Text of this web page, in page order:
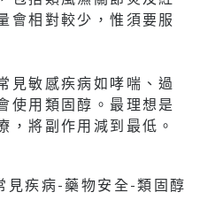
會相對較少，惟須要服
見敏感疾病如哮喘、過
使用類固醇。最理想是
，將副作用減到最低。